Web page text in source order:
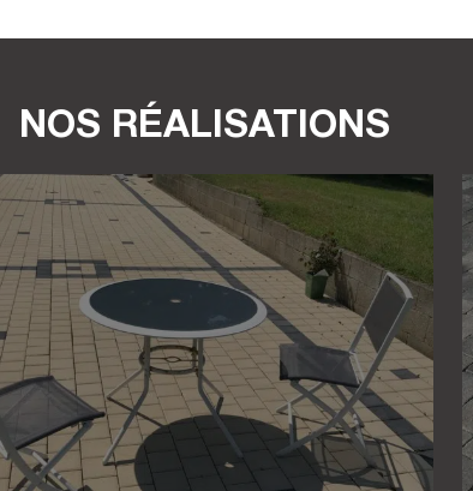
NOS RÉALISATIONS